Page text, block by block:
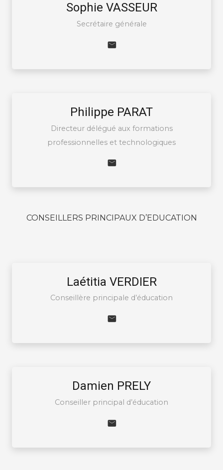
Sophie VASSEUR
Secrétaire générale
Philippe PARAT
Directeur délégué aux formations
professionnelles et technologiques
CONSEILLERS PRINCIPAUX D’EDUCATION
Laétitia VERDIER
Conseillère principale d’éducation
Damien PRELY
Conseiller principal d’éducation